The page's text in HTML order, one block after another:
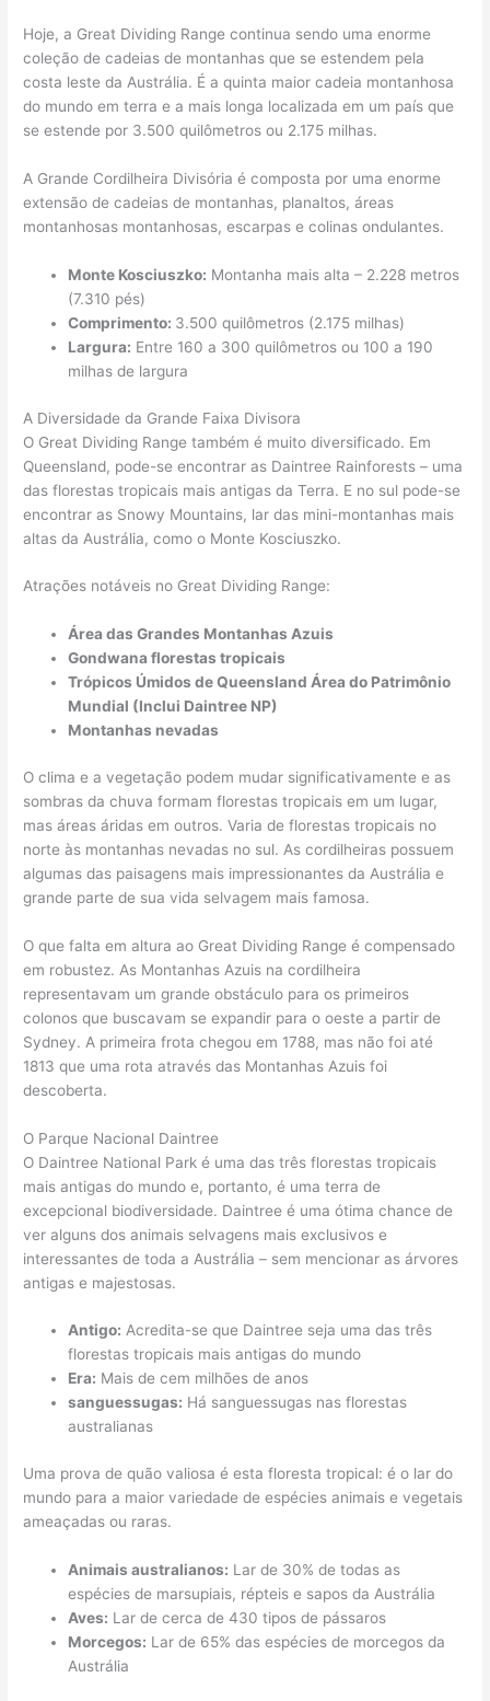
Hoje, a Great Dividing Range continua sendo uma enorme
coleção de cadeias de montanhas que se estendem pela
costa leste da Austrália. É a quinta maior cadeia montanhosa
do mundo em terra e a mais longa localizada em um país que
se estende por 3.500 quilômetros ou 2.175 milhas.
A Grande Cordilheira Divisória é composta por uma enorme
extensão de cadeias de montanhas, planaltos, áreas
montanhosas montanhosas, escarpas e colinas ondulantes.
Monte Kosciuszko: Montanha mais alta – 2.228 metros
(7.310 pés)
Comprimento: 3.500 quilômetros (2.175 milhas)
Largura: Entre 160 a 300 quilômetros ou 100 a 190
milhas de largura
A Diversidade da Grande Faixa Divisora
O Great Dividing Range também é muito diversificado. Em
Queensland, pode-se encontrar as Daintree Rainforests – uma
das florestas tropicais mais antigas da Terra. E no sul pode-se
encontrar as Snowy Mountains, lar das mini-montanhas mais
altas da Austrália, como o Monte Kosciuszko.
Atrações notáveis ​​no Great Dividing Range:
Área das Grandes Montanhas Azuis
Gondwana florestas tropicais
Trópicos Úmidos de Queensland Área do Patrimônio
Mundial (Inclui Daintree NP)
Montanhas nevadas
O clima e a vegetação podem mudar significativamente e as
sombras da chuva formam florestas tropicais em um lugar,
mas áreas áridas em outros. Varia de florestas tropicais no
norte às montanhas nevadas no sul. As cordilheiras possuem
algumas das paisagens mais impressionantes da Austrália e
grande parte de sua vida selvagem mais famosa.
O que falta em altura ao Great Dividing Range é compensado
em robustez. As Montanhas Azuis na cordilheira
representavam um grande obstáculo para os primeiros
colonos que buscavam se expandir para o oeste a partir de
Sydney. A primeira frota chegou em 1788, mas não foi até
1813 que uma rota através das Montanhas Azuis foi
descoberta.
O Parque Nacional Daintree
O Daintree National Park é uma das três florestas tropicais
mais antigas do mundo e, portanto, é uma terra de
excepcional biodiversidade. Daintree é uma ótima chance de
ver alguns dos animais selvagens mais exclusivos e
interessantes de toda a Austrália – sem mencionar as árvores
antigas e majestosas.
Antigo: Acredita-se que Daintree seja uma das três
florestas tropicais mais antigas do mundo
Era: Mais de cem milhões de anos
sanguessugas: Há sanguessugas nas florestas
australianas
Uma prova de quão valiosa é esta floresta tropical: é o lar do
mundo para a maior variedade de espécies animais e vegetais
ameaçadas ou raras.
Animais australianos: Lar de 30% de todas as
espécies de marsupiais, répteis e sapos da Austrália
Aves: Lar de cerca de 430 tipos de pássaros
Morcegos: Lar de 65% das espécies de morcegos da
Austrália